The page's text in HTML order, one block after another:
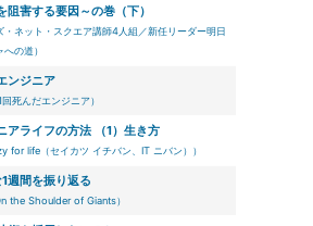
阻害する要因～の巻（下）
・ネット・スクエア講師4人組／新任リーダー明日
の道）
ンジニア
回死んだエンジニア）
アライフの方法 （1）生き方
for life（セイカツ イチバン、IT ニバン））
週間を振り返る
the Shoulder of Giants）